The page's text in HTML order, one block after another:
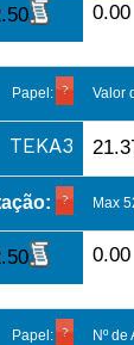
0.00
Papel: Valor
TEKA3
Max
0.00
Papel: Nº